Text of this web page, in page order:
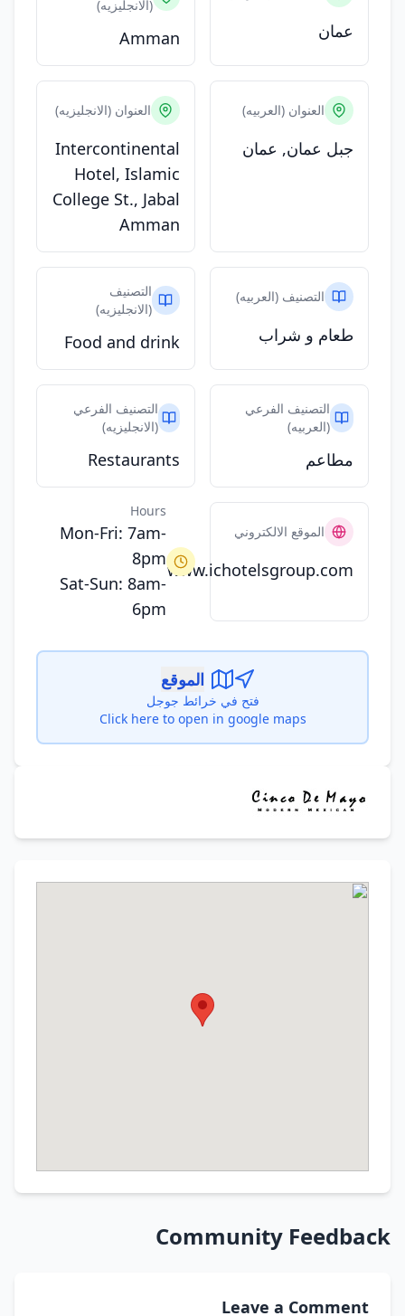
عمان
(الانجليزيه)
Amman
العنوان (العربيه)
جبل عمان, عمان
العنوان (الانجليزيه)
Intercontinental
Hotel, Islamic
College St., Jabal
Amman
التصنيف (العربيه)
طعام و شراب
التصنيف
(الانجليزيه)
Food and drink
التصنيف الفرعي
(العربيه)
مطاعم
التصنيف الفرعي
(الانجليزيه)
Restaurants
الموقع الالكتروني
www.ichotelsgroup.com
Hours
Mon-Fri: 7am-
8pm
Sat-Sun: 8am-
6pm
الموقع
فتح في خرائط جوجل
Click here to open in google maps
Community Feedback
Leave a Comment